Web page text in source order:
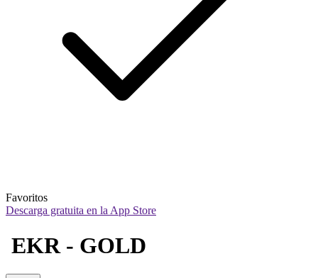
Favoritos
Descarga gratuita en la App Store
EKR - GOLD